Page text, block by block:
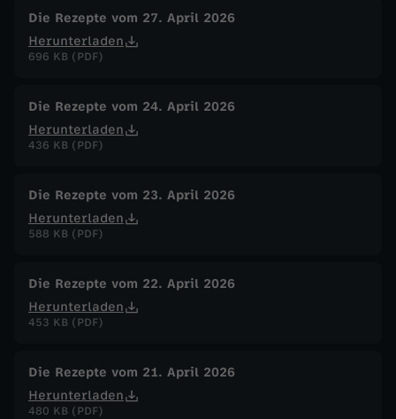
Die Rezepte vom 27. April 2026
Herunterladen
696 KB (PDF)
Die Rezepte vom 24. April 2026
Herunterladen
436 KB (PDF)
Die Rezepte vom 23. April 2026
Herunterladen
588 KB (PDF)
Die Rezepte vom 22. April 2026
Herunterladen
453 KB (PDF)
Die Rezepte vom 21. April 2026
Herunterladen
480 KB (PDF)